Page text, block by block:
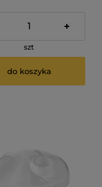
+
szt
do koszyka